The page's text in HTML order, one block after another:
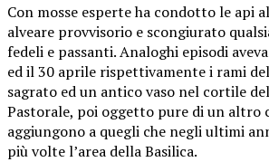
Con mosse esperte ha condotto le api
alveare provvisorio e scongiurato
fedeli e passanti. Analoghi episodi
ed il 30 aprile rispettivamente i rami
sagrato ed un antico vaso nel cortile
Pastorale, poi oggetto pure di un altro
aggiungono a quegli che negli ultimi
più volte l’area della Basilica.